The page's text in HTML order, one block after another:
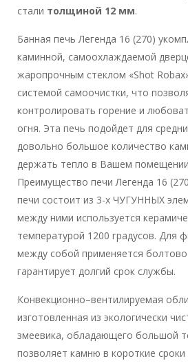
стали толщиной 12 мм.
Банная печь Легенда 16 (270)
каминной, самоохлаждаемой
жаропрочным стеклом «Shot
системой самоочистки, что
контролировать горение и
огня. Эта печь подойдет для
довольно большое количество
держать тепло в Вашем
Преимущество печи Легенда 16
печи состоит из 3-х ЧУГУННЫХ
между ними используется
температурой 1200 градусов. Для
между собой применяется
гарантирует долгий срок службы.
Конвекционно–вентилируемая
изготовленная из экологически
змеевика, обладающего большой
позволяет камню в короткие сроки